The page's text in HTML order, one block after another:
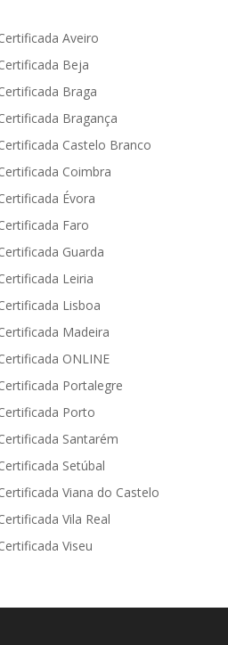
Aveiro
Beja
Braga
Bragança
Castelo Branco
Coimbra
Évora
Faro
Guarda
Leiria
Lisboa
Madeira
ONLINE
Portalegre
Porto
Santarém
Setúbal
Viana do Castelo
Vila Real
Viseu